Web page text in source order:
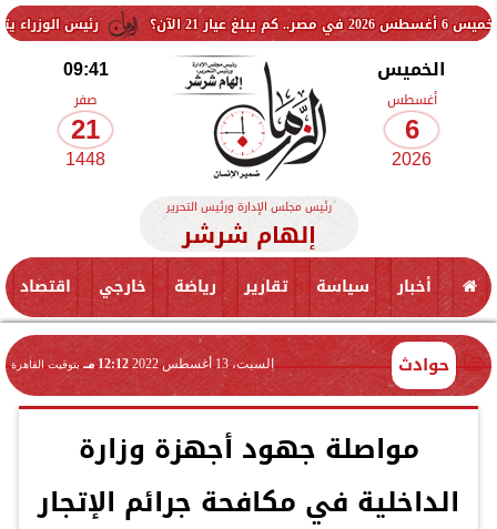
رئيس الوزراء يتابع
الخميس
أغسطس
6
2026
09:41
صفر
21
1448
رئيس مجلس الإدارة ورئيس التحرير
إلهام شرشر
أخبار سياسة تقارير رياضة خارجي اقتصاد
حوادث السبت، 13 أغسطس 2022 12:12 مـ بتوقيت القاهرة
مواصلة جهود أجهزة وزارة
الداخلية في مكافحة جرائم الإتجار